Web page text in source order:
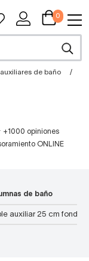
0
de baño
+1000 opiniones
ONLINE
de baño
auxiliar 25 cm fondo